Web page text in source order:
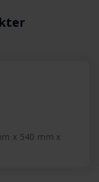
x 540 mm x